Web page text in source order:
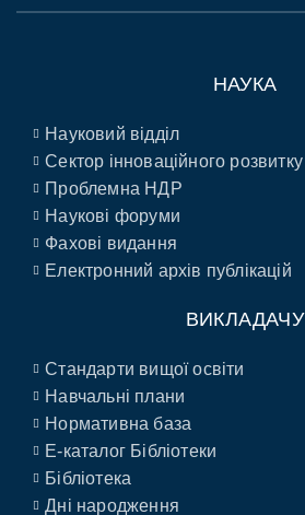
НАУКА
Науковий відділ
Сектор інноваційного розвитку
Проблемна НДР
Наукові форуми
Фахові видання
Електронний архів публікацій
ВИКЛАДАЧУ
Стандарти вищої освіти
Навчальні плани
Нормативна база
E-каталог Бібліотеки
Бібліотека
Дні народження